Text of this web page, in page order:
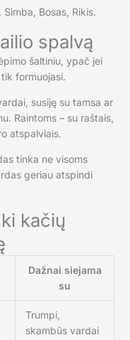
Bosas, Rikis.
spalvą
šaltiniu, ypač jei
formuojasi.
susiję su tamsa ar
Raintoms – su raštais,
atspalviais.
tinka ne visoms
geriau atspindi
kačių
Dažnai siejama
su
Trumpi,
skambūs vardai